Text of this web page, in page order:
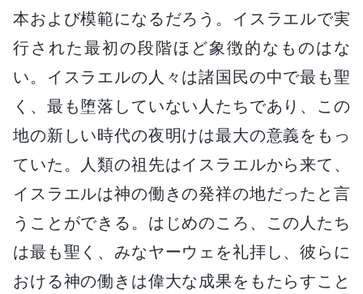
本および模範になるだろう。イスラエルで実
行された最初の段階ほど象徴的なものはな
い。イスラエルの人々は諸国民の中で最も聖
く、最も堕落していない人たちであり、この
地の新しい時代の夜明けは最大の意義をもっ
ていた。人類の祖先はイスラエルから来て、
イスラエルは神の働きの発祥の地だったと言
うことができる。はじめのころ、この人たち
は最も聖く、みなヤーウェを礼拝し、彼らに
おける神の働きは偉大な成果をもたらすこと